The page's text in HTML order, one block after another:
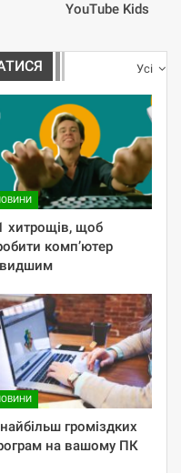
YouTube Kids
Усі
хитрощів, щоб
комп’ютер
громіздких
на вашому ПК